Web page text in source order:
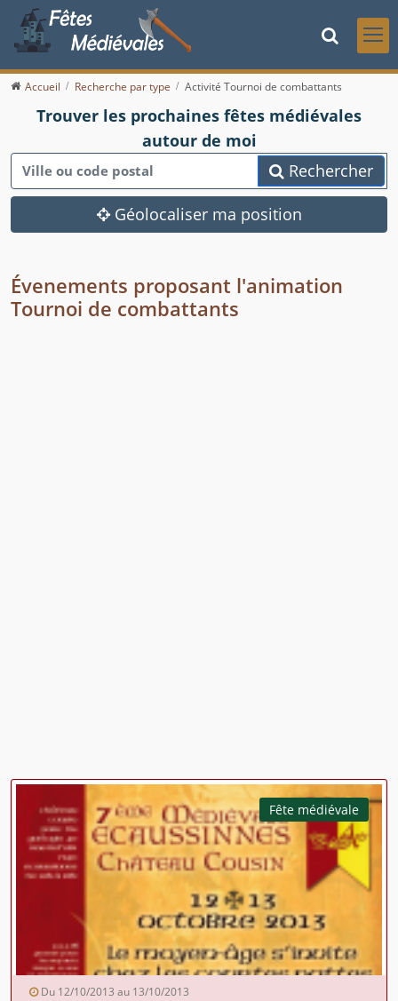
Accueil Recherche par type Activité Tournoi de combattants
Trouver les prochaines fêtes médiévales
autour de moi
Rechercher
Géolocaliser ma position
Évenements proposant l'animation
Tournoi de combattants
Fête médiévale
Du 12/10/2013 au 13/10/2013